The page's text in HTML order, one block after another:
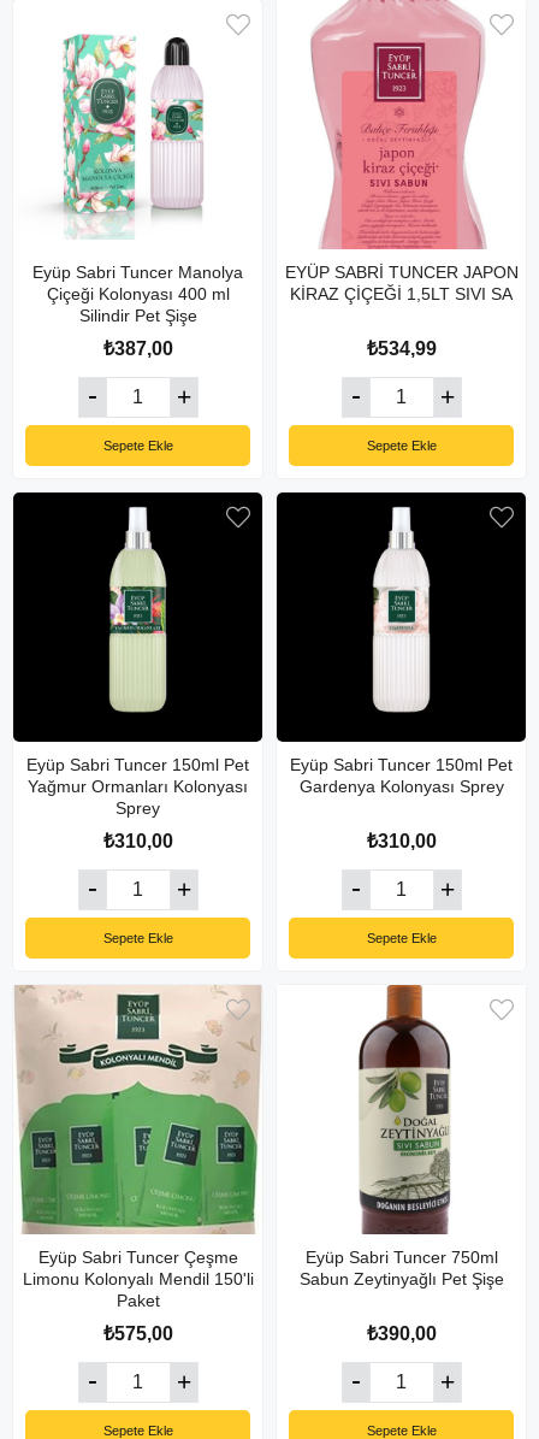
Eyüp Sabri Tuncer Manolya
Çiçeği Kolonyası 400 ml
Silindir Pet Şişe
₺387,00
Sepete Ekle
EYÜP SABRİ TUNCER JAPON
KİRAZ ÇİÇEĞİ 1,5LT SIVI SA
₺534,99
Sepete Ekle
Eyüp Sabri Tuncer 150ml Pet
Yağmur Ormanları Kolonyası
Sprey
₺310,00
Sepete Ekle
Eyüp Sabri Tuncer 150ml Pet
Gardenya Kolonyası Sprey
₺310,00
Sepete Ekle
Eyüp Sabri Tuncer Çeşme
Limonu Kolonyalı Mendil 150'li
Paket
₺575,00
Sepete Ekle
Eyüp Sabri Tuncer 750ml
Sabun Zeytinyağlı Pet Şişe
₺390,00
Sepete Ekle